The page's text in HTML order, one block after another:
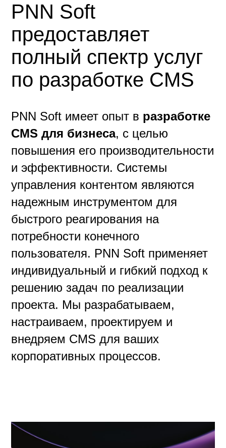
PNN Soft
предоставляет
полный спектр услуг
по разработке CMS
PNN Soft имеет опыт в разработке
CMS для бизнеса, с целью
повышения его производительности
и эффективности. Системы
управления контентом являются
надежным инструментом для
быстрого реагирования на
потребности конечного
пользователя. PNN Soft применяет
индивидуальный и гибкий подход к
решению задач по реализации
проекта. Мы разрабатываем,
настраиваем, проектируем и
внедряем CMS для ваших
корпоративных процессов.